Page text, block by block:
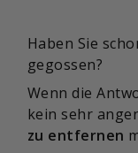
Haben Sie
gegossen?
Wenn die
kein sehr
zu entfernen